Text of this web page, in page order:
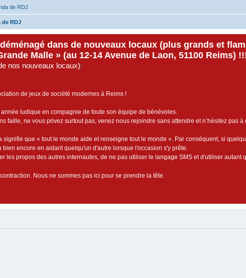
de RDJ
de RDJ
dans de nouveaux locaux (plus grands et
Malle » (au 12-14 Avenue de Laon, 51100 Reims)
nos nouveaux locaux))
de jeux de société modernes à Reims !
ludique en compagnie de toute son équipe de bénévoles.
faille, ne vous privez surtout pas, venez nous rejoindre sans attendre et n’hésitez pas
que « tout le monde aide et renseigne tout le monde ». Par conséquent, si
encore en aidant quelqu'un d'autre lorsque l'occasion s'y prête.
les propos des autres internautes, de ne pas utiliser le langage SMS et d'utiliser autant
Nous ne sommes pas ici pour se prendre la tête.